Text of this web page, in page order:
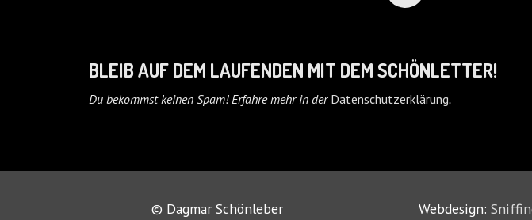
BLEIB AUF DEM LAUFENDEN MIT DEM SCHÖNLETTER!
Du bekommst keinen Spam! Erfahre mehr in der Datenschutzerklärung.
© Dagmar Schönleber Webdesign: